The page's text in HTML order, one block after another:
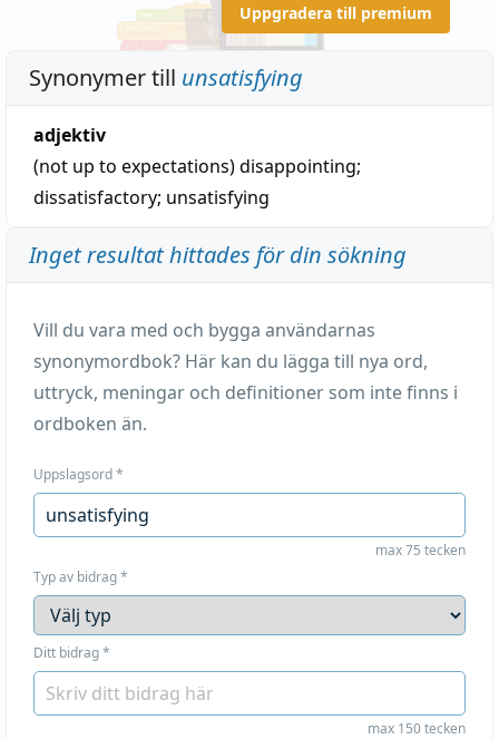
Uppgradera till premium
Synonymer till unsatisfying
adjektiv
(not up to expectations)disappointing;
dissatisfactory; unsatisfying
Inget resultat hittades för din sökning
Vill du vara med och bygga användarnas
synonymordbok? Här kan du lägga till nya ord,
uttryck, meningar och definitioner som inte finns i
ordboken än.
Uppslagsord*
max 75 tecken
Typ av bidrag*
Ditt bidrag*
max 150 tecken